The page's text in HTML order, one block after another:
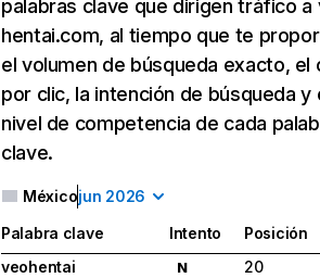
palabras clave que dirigen tráfico a
hentai.com, al tiempo que te
el volumen de búsqueda exacto, el
por clic, la intención de búsqueda y
nivel de competencia de cada
clave.
Méxicojun 2026
Palabra clave Intento
Posición
veohentai
N
20